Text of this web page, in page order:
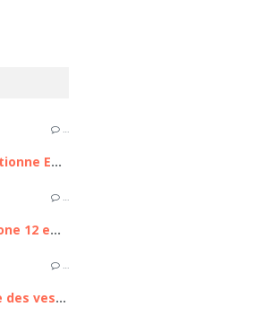
…
Comment fonctionne Euronext et pourquoi cette place boursière compte pour les investisseurs européens
…
Acheter un iPhone 12 en 2026 : est ce toujours une bonne affaire ?
…
Le guide ultime des vestes et blousons pour femmes à porter au quotidien